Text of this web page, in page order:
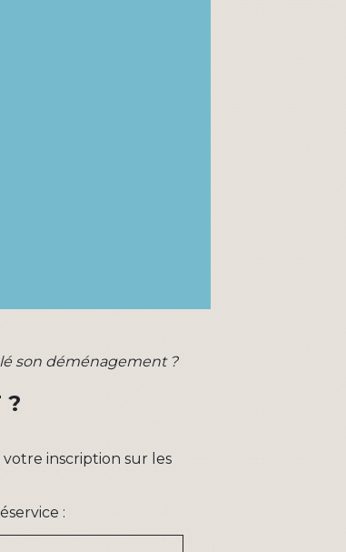
son déménagement ?
?
inscription sur les
: